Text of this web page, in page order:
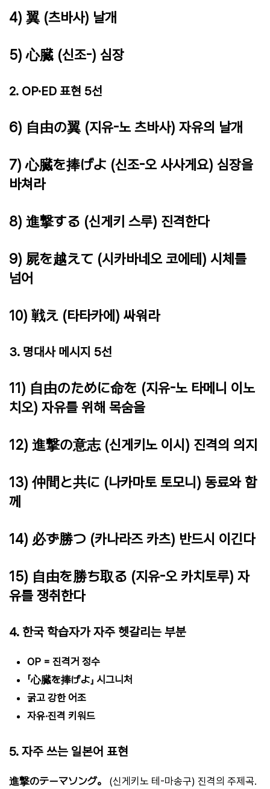
4) 翼 (츠바사) 날개
5) 心臓 (신조-) 심장
2. OP·ED 표현 5선
6) 自由の翼 (지유-노 츠바사) 자유의 날개
7) 心臓を捧げよ (신조-오 사사게요) 심장을
바쳐라
8) 進撃する (신게키 스루) 진격한다
9) 屍を越えて (시카바네오 코에테) 시체를
넘어
10) 戦え (타타카에) 싸워라
3. 명대사 메시지 5선
11) 自由のために命を (지유-노 타메니 이노
치오) 자유를 위해 목숨을
12) 進撃の意志 (신게키노 이시) 진격의 의지
13) 仲間と共に (나카마토 토모니) 동료와 함
께
14) 必ず勝つ (카나라즈 카츠) 반드시 이긴다
15) 自由を勝ち取る (지유-오 카치토루) 자
유를 쟁취한다
4. 한국 학습자가 자주 헷갈리는 부분
OP = 진격거 정수
「心臓を捧げよ」 시그니처
굵고 강한 어조
자유·진격 키워드
5. 자주 쓰는 일본어 표현
進撃のテーマソング。 (신게키노 테-마송구) 진격의 주제곡.